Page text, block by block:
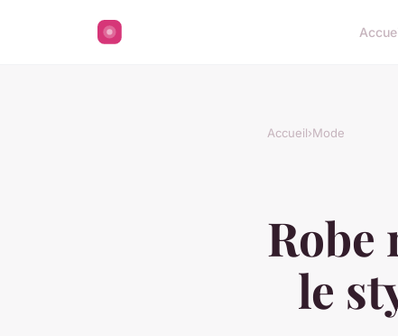
Accueil›Mode
Robe
le